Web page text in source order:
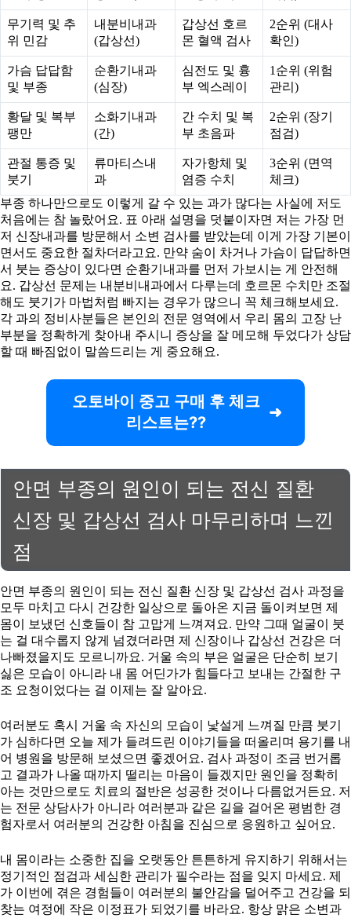
무기력 및 추
위 민감
내분비내과
(갑상선)
갑상선 호르
몬 혈액 검사
2순위 (대사
확인)
가슴 답답함
및 부종
순환기내과
(심장)
심전도 및 흉
부 엑스레이
1순위 (위험
관리)
황달 및 복부
팽만
소화기내과
(간)
간 수치 및 복
부 초음파
2순위 (장기
점검)
관절 통증 및
붓기
류마티스내
과
자가항체 및
염증 수치
3순위 (면역
체크)
부종 하나만으로도 이렇게 갈 수 있는 과가 많다는 사실에 저도
처음에는 참 놀랐어요. 표 아래 설명을 덧붙이자면 저는 가장 먼
저 신장내과를 방문해서 소변 검사를 받았는데 이게 가장 기본이
면서도 중요한 절차더라고요. 만약 숨이 차거나 가슴이 답답하면
서 붓는 증상이 있다면 순환기내과를 먼저 가보시는 게 안전해
요. 갑상선 문제는 내분비내과에서 다루는데 호르몬 수치만 조절
해도 붓기가 마법처럼 빠지는 경우가 많으니 꼭 체크해보세요.
각 과의 정비사분들은 본인의 전문 영역에서 우리 몸의 고장 난
부분을 정확하게 찾아내 주시니 증상을 잘 메모해 두었다가 상담
할 때 빠짐없이 말씀드리는 게 중요해요.
오토바이 중고 구매 후 체크
리스트는??
안면 부종의 원인이 되는 전신 질환
신장 및 갑상선 검사 마무리하며 느낀
점
안면 부종의 원인이 되는 전신 질환 신장 및 갑상선 검사 과정을
모두 마치고 다시 건강한 일상으로 돌아온 지금 돌이켜보면 제
몸이 보냈던 신호들이 참 고맙게 느껴져요. 만약 그때 얼굴이 붓
는 걸 대수롭지 않게 넘겼더라면 제 신장이나 갑상선 건강은 더
나빠졌을지도 모르니까요. 거울 속의 부은 얼굴은 단순히 보기
싫은 모습이 아니라 내 몸 어딘가가 힘들다고 보내는 간절한 구
조 요청이었다는 걸 이제는 잘 알아요.
여러분도 혹시 거울 속 자신의 모습이 낯설게 느껴질 만큼 붓기
가 심하다면 오늘 제가 들려드린 이야기들을 떠올리며 용기를 내
어 병원을 방문해 보셨으면 좋겠어요. 검사 과정이 조금 번거롭
고 결과가 나올 때까지 떨리는 마음이 들겠지만 원인을 정확히
아는 것만으로도 치료의 절반은 성공한 것이나 다름없거든요. 저
는 전문 상담사가 아니라 여러분과 같은 길을 걸어온 평범한 경
험자로서 여러분의 건강한 아침을 진심으로 응원하고 싶어요.
내 몸이라는 소중한 집을 오랫동안 튼튼하게 유지하기 위해서는
정기적인 점검과 세심한 관리가 필수라는 점을 잊지 마세요. 제
가 이번에 겪은 경험들이 여러분의 불안감을 덜어주고 건강을 되
찾는 여정에 작은 이정표가 되었기를 바라요. 항상 맑은 소변과